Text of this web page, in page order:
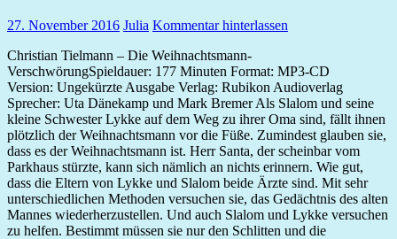
27. November 2016 Julia Kommentar hinterlassen
Christian Tielmann – Die Weihnachtsmann-
VerschwörungSpieldauer: 177 Minuten Format: MP3-CD
Version: Ungekürzte Ausgabe Verlag: Rubikon Audioverlag
Sprecher: Uta Dänekamp und Mark Bremer Als Slalom und seine
kleine Schwester Lykke auf dem Weg zu ihrer Oma sind, fällt ihnen
plötzlich der Weihnachtsmann vor die Füße. Zumindest glauben sie,
dass es der Weihnachtsmann ist. Herr Santa, der scheinbar vom
Parkhaus stürzte, kann sich nämlich an nichts erinnern. Wie gut,
dass die Eltern von Lykke und Slalom beide Ärzte sind. Mit sehr
unterschiedlichen Methoden versuchen sie, das Gedächtnis des alten
Mannes wiederherzustellen. Und auch Slalom und Lykke versuchen
zu helfen. Bestimmt müssen sie nur den Schlitten und die